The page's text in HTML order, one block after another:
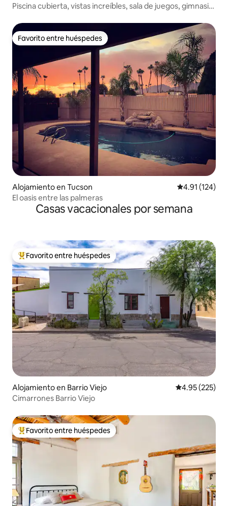
Piscina cubierta, vistas increíbles, sala de juegos, gimnasio
Favorito entre huéspedes
Favorito entre huéspedes
Alojamiento en Tucson Calificación
4.91 (124)
El oasis entre las palmeras
Casas vacacionales por semana
Favorito entre huéspedes preferido
Favorito entre huéspedes
Alojamiento en Barrio Viejo Calificación
4.95 (225)
Cimarrones Barrio Viejo
Favorito entre huéspedes preferido
Favorito entre huéspedes